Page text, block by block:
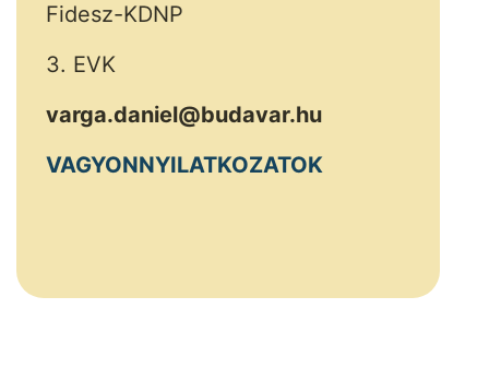
Fidesz-KDNP
3. EVK
varga.daniel@budavar.hu
VAGYONNYILATKOZATOK